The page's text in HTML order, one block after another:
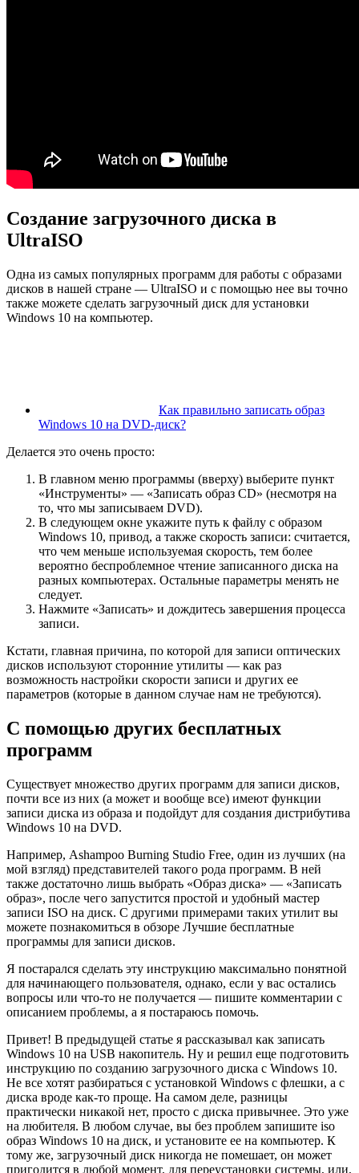
Создание загрузочного диска в
UltraISO
Одна из самых популярных программ для работы с образами
дисков в нашей стране — UltraISO и с помощью нее вы точно
также можете сделать загрузочный диск для установки
Windows 10 на компьютер.
Как правильно записать образ
Windows 10 на DVD-диск?
Делается это очень просто:
В главном меню программы (вверху) выберите пункт
«Инструменты» — «Записать образ CD» (несмотря на
то, что мы записываем DVD).
В следующем окне укажите путь к файлу с образом
Windows 10, привод, а также скорость записи: считается,
что чем меньше используемая скорость, тем более
вероятно беспроблемное чтение записанного диска на
разных компьютерах. Остальные параметры менять не
следует.
Нажмите «Записать» и дождитесь завершения процесса
записи.
Кстати, главная причина, по которой для записи оптических
дисков используют сторонние утилиты — как раз
возможность настройки скорости записи и других ее
параметров (которые в данном случае нам не требуются).
С помощью других бесплатных
программ
Существует множество других программ для записи дисков,
почти все из них (а может и вообще все) имеют функции
записи диска из образа и подойдут для создания дистрибутива
Windows 10 на DVD.
Например, Ashampoo Burning Studio Free, один из лучших (на
мой взгляд) представителей такого рода программ. В ней
также достаточно лишь выбрать «Образ диска» — «Записать
образ», после чего запустится простой и удобный мастер
записи ISO на диск. С другими примерами таких утилит вы
можете познакомиться в обзоре Лучшие бесплатные
программы для записи дисков.
Я постарался сделать эту инструкцию максимально понятной
для начинающего пользователя, однако, если у вас остались
вопросы или что-то не получается — пишите комментарии с
описанием проблемы, а я постараюсь помочь.
Привет! В предыдущей статье я рассказывал как записать
Windows 10 на USB накопитель. Ну и решил еще подготовить
инструкцию по созданию загрузочного диска с Windows 10.
Не все хотят разбираться с установкой Windows с флешки, а с
диска вроде как-то проще. На самом деле, разницы
практически никакой нет, просто с диска привычнее. Это уже
на любителя. В любом случае, вы без проблем запишите iso
образ Windows 10 на диск, и установите ее на компьютер. К
тому же, загрузочный диск никогда не помешает, он может
пригодится в любой момент, для переустановки системы, или,